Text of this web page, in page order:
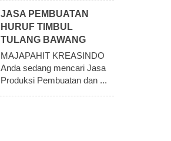
JASA PEMBUATAN
HURUF TIMBUL
TULANG BAWANG
MAJAPAHIT KREASINDO
Anda sedang mencari Jasa
Produksi Pembuatan dan ...